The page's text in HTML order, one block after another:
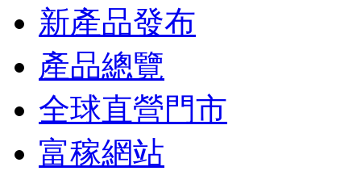
新產品發布
產品總覽
全球直營門市
富稼網站